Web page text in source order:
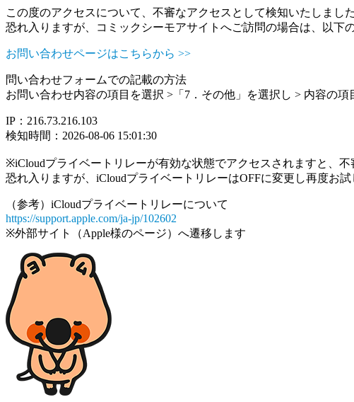
この度のアクセスについて、不審なアクセスとして検知いたしました
恐れ入りますが、コミックシーモアサイトへご訪問の場合は、以下
お問い合わせページはこちらから >>
問い合わせフォームでの記載の方法
お問い合わせ内容の項目を選択 >「7．その他」を選択し > 内容の
IP：216.73.216.103
検知時間：2026-08-06 15:01:30
※iCloudプライベートリレーが有効な状態でアクセスされますと、不
恐れ入りますが、iCloudプライベートリレーはOFFに変更し再度お試
（参考）iCloudプライベートリレーについて
https://support.apple.com/ja-jp/102602
※外部サイト（Apple様のページ）へ遷移します